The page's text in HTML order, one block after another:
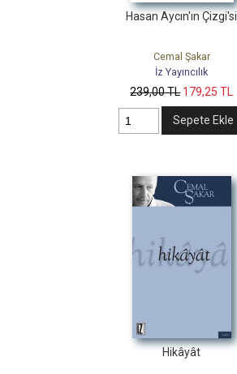
Hasan Aycın'ın Çizgi'si
Cemal Şakar
İz Yayıncılık
239,00TL 179,25 TL
Sepete Ekle
Hikâyât